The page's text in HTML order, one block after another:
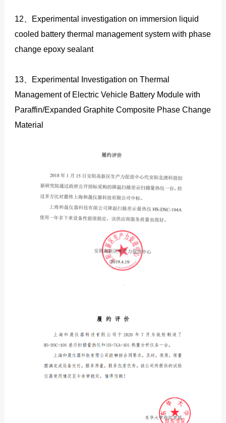
12、Experimental investigation on immersion liquid
cooled battery thermal management system with phase
change epoxy sealant
13、Experimental Investigation on Thermal
Management of Electric Vehicle Battery Module with
Paraffin/Expanded Graphite Composite Phase Change
Material